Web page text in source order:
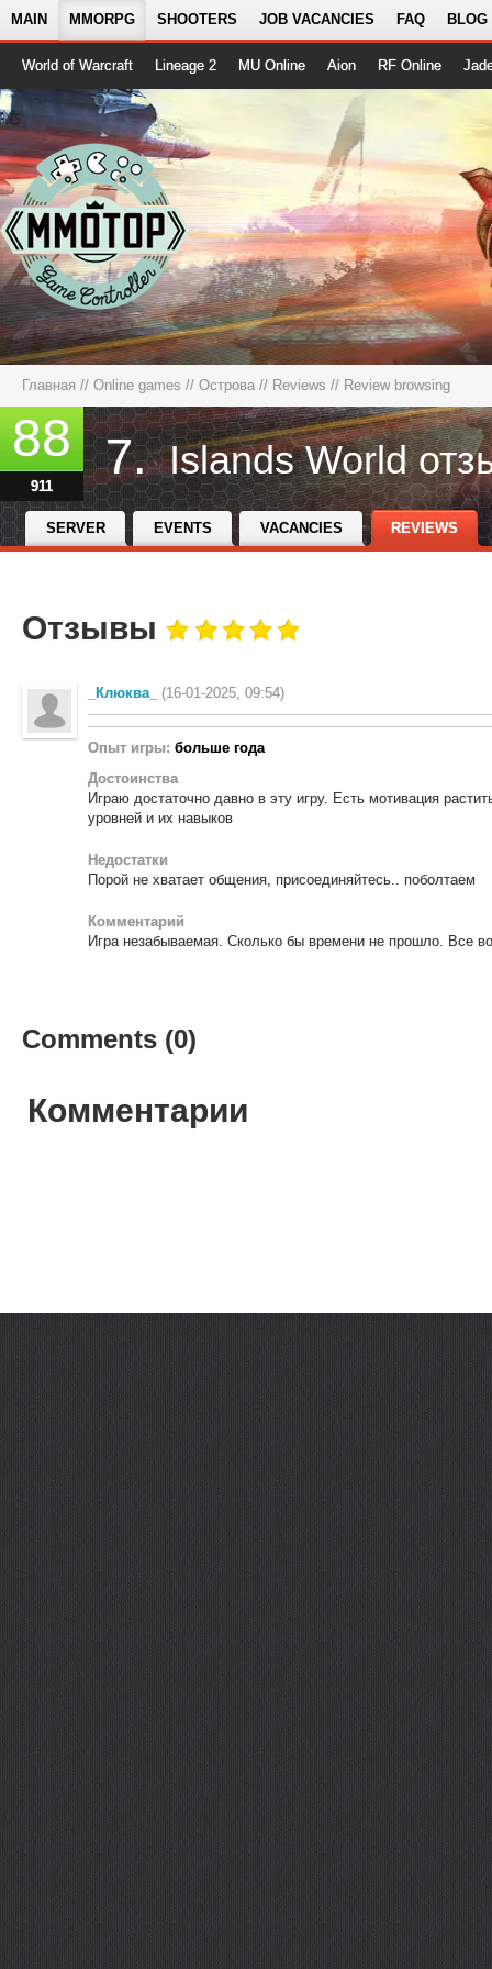
MAIN MMORPG SHOOTERS JOB VACANCIES FAQ BLOG
World of Warcraft Lineage 2 MU Online Aion RF Online
Главная // Online games // Острова // Reviews // Review browsing
88
911
7. Islands World
SERVER EVENTS VACANCIES REVIEWS
Отзывы
_Клюква_ (16-01-2025, 09:54)
Опыт игры: больше года
Достоинства
Играю достаточно давно в эту игру. Есть мотивация
уровней и их навыков
Недостатки
Порой не хватает общения, присоединяйтесь.. поболтаем
Комментарий
Игра незабываемая. Сколько бы времени не прошло. Все
Comments (0)
Комментарии